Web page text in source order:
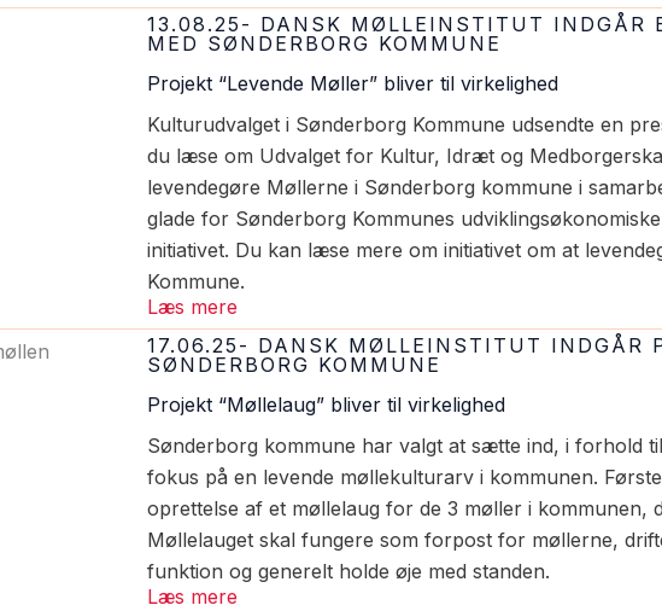
13.08.25- DANSK MØLLEINSTITUT INDGÅR
MED SØNDERBORG KOMMUNE
Projekt “Levende Møller” bliver til virkelighed
Kulturudvalget i Sønderborg Kommune udsendte en
du læse om Udvalget for Kultur, Idræt og
levendegøre Møllerne i Sønderborg kommune i
glade for Sønderborg Kommunes
initiativet. Du kan læse mere om initiativet om at
Kommune.
Læs mere
17.06.25- DANSK MØLLEINSTITUT INDGÅR
SØNDERBORG KOMMUNE
Projekt “Møllelaug” bliver til virkelighed
Sønderborg kommune har valgt at sætte ind, i forhold
fokus på en levende møllekulturarv i kommunen.
oprettelse af et møllelaug for de 3 møller i kommunen,
Møllelauget skal fungere som forpost for møllerne,
funktion og generelt holde øje med standen.
Læs mere